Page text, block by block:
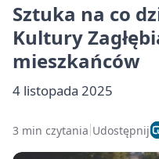
Sztuka na co
Kultury
mieszkańców
4 listopada 2025
3 min czytania Udostępnij